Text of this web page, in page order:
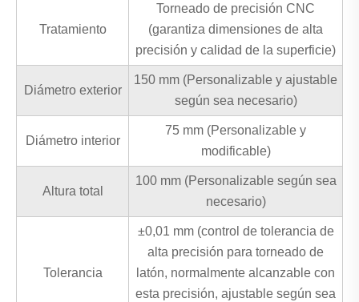
Tratamiento
Torneado de precisión CNC
(garantiza dimensiones de alta
precisión y calidad de la superficie)
Diámetro exterior
150 mm (Personalizable y ajustable
según sea necesario)
Diámetro interior
75 mm (Personalizable y
modificable)
Altura total
100 mm (Personalizable según sea
necesario)
Tolerancia
±0,01 mm (control de tolerancia de
alta precisión para torneado de
latón, normalmente alcanzable con
esta precisión, ajustable según sea